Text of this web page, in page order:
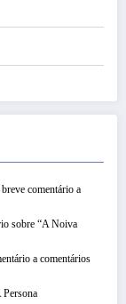
comentário a
sobre “A Noiva
a comentários